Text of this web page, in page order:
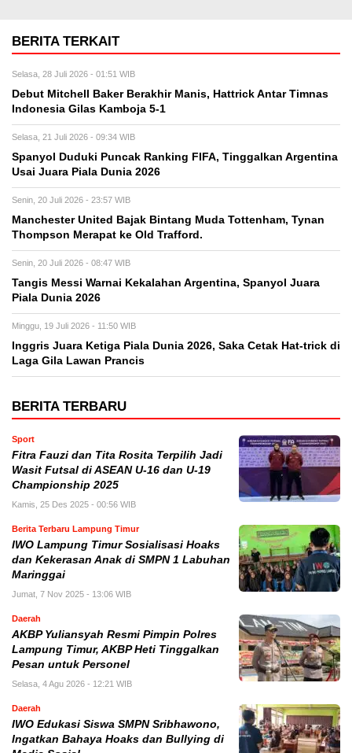
BERITA TERKAIT
Selasa, 28 Juli 2026 - 01:51 WIB
Debut Mitchell Baker Berakhir Manis, Hattrick Antar Timnas
Indonesia Gilas Kamboja 5-1
Selasa, 21 Juli 2026 - 09:34 WIB
Spanyol Duduki Puncak Ranking FIFA, Tinggalkan Argentina
Usai Juara Piala Dunia 2026
Senin, 20 Juli 2026 - 23:57 WIB
Manchester United Bajak Bintang Muda Tottenham, Tynan
Thompson Merapat ke Old Trafford.
Senin, 20 Juli 2026 - 08:47 WIB
Tangis Messi Warnai Kekalahan Argentina, Spanyol Juara
Piala Dunia 2026
Minggu, 19 Juli 2026 - 11:50 WIB
Inggris Juara Ketiga Piala Dunia 2026, Saka Cetak Hat-trick di
Laga Gila Lawan Prancis
BERITA TERBARU
Sport
Fitra Fauzi dan Tita Rosita Terpilih Jadi
Wasit Futsal di ASEAN U-16 dan U-19
Championship 2025
Kamis, 25 Des 2025 - 00:56 WIB
Berita Terbaru Lampung Timur
IWO Lampung Timur Sosialisasi Hoaks
dan Kekerasan Anak di SMPN 1 Labuhan
Maringgai
Jumat, 7 Nov 2025 - 13:06 WIB
Daerah
AKBP Yuliansyah Resmi Pimpin Polres
Lampung Timur, AKBP Heti Tinggalkan
Pesan untuk Personel
Selasa, 4 Agu 2026 - 12:21 WIB
Daerah
IWO Edukasi Siswa SMPN Sribhawono,
Ingatkan Bahaya Hoaks dan Bullying di